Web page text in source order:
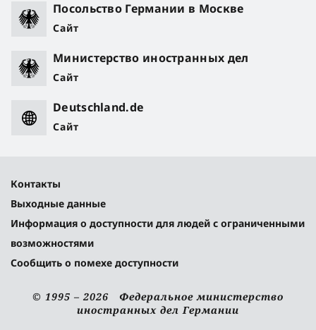
Посольство Германии в Москве
Сайт
Министерство иностранных дел
Сайт
Deutschland.de
Сайт
Контакты
Выходные данные
Информация о доступности для людей с ограниченными
возможностями
Сообщить о помехе доступности
© 1995 – 2026 Федеральное министерство
иностранных дел Германии